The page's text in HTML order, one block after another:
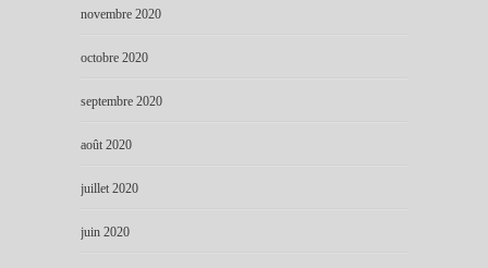
novembre 2020
octobre 2020
septembre 2020
août 2020
juillet 2020
juin 2020